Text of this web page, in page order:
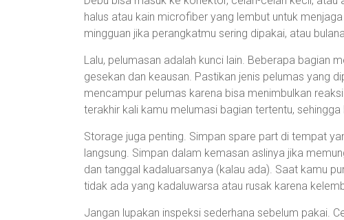
halus atau kain microfiber yang lembut untuk
mingguan jika perangkatmu sering dipakai, atau
Lalu, pelumasan adalah kunci lain. Beberapa bagian
gesekan dan keausan. Pastikan jenis pelumas yang
mencampur pelumas karena bisa menimbulkan
terakhir kali kamu melumasi bagian tertentu,
Storage juga penting. Simpan spare part di tempat
langsung. Simpan dalam kemasan aslinya jika
dan tanggal kadaluarsanya (kalau ada). Saat kamu
tidak ada yang kadaluwarsa atau rusak karena
Jangan lupakan inspeksi sederhana sebelum pakai.